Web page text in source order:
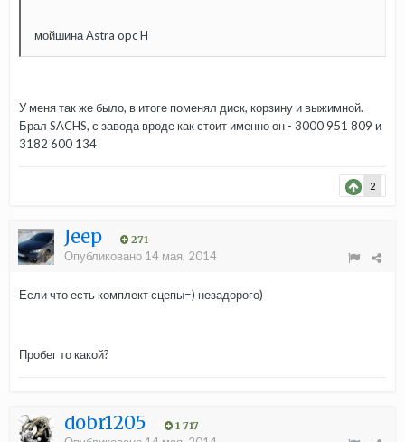
мойшина Astra opc H
У меня так же было, в итоге поменял диск, корзину и выжимной.
Брал SACHS, с завода вроде как стоит именно он - 3000 951 809 и
3182 600 134
2
Jeep 271
Опубликовано 14 мая, 2014
Если что есть комплект сцепы=) незадорого)
Пробег то какой?
dobr1205 1 717